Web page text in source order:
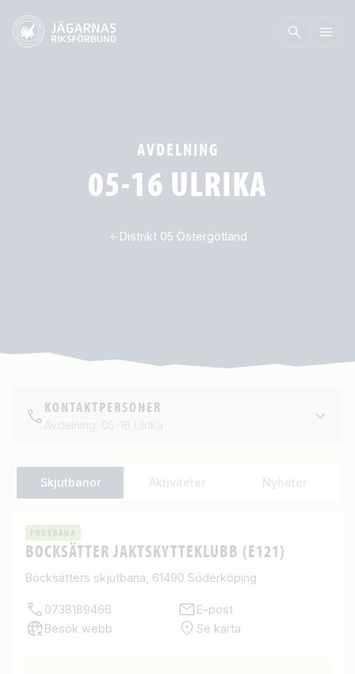
AVDELNING
05-16 ULRIKA
Distrikt 05 Östergötland
KONTAKTPERSONER
Skjutbanor Aktiviteter Nyheter
PROVBANA
BOCKSÄTTER JAKTSKYTTEKLUBB (E121)
Bocksätters skjutbana, 61490 Söderköping
0738189466
E-post
Besök webb
Se karta